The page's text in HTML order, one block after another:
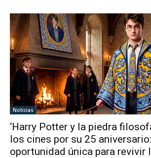
Noticias
‘Harry Potter y la piedra
los cines por su 25
oportunidad única para revivir